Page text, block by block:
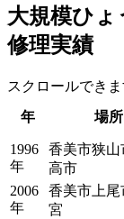
大規模ひょ
修理実績
スクロールでき
年
場所
1996
年
香美市狭山
高市
2006
年
香美市上尾
宮